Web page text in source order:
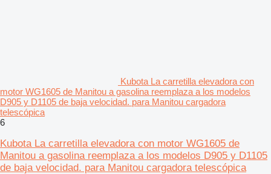
Kubota La carretilla elevadora con
motor WG1605 de Manitou a gasolina reemplaza a los modelos
D905 y D1105 de baja velocidad. para Manitou cargadora
telescópica
6
Kubota La carretilla elevadora con motor WG1605 de
Manitou a gasolina reemplaza a los modelos D905 y D1105
de baja velocidad. para Manitou cargadora telescópica